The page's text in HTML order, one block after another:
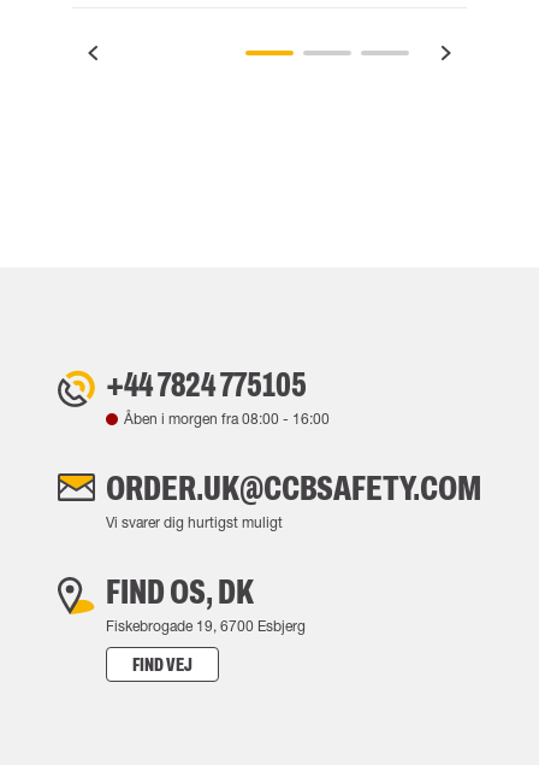
+44 7824 775105
Åben i morgen fra08:00 - 16:00
ORDER.UK@CCBSAFETY.COM
Vi svarer dig hurtigst muligt
FIND OS, DK
Fiskebrogade 19, 6700 Esbjerg
FIND VEJ